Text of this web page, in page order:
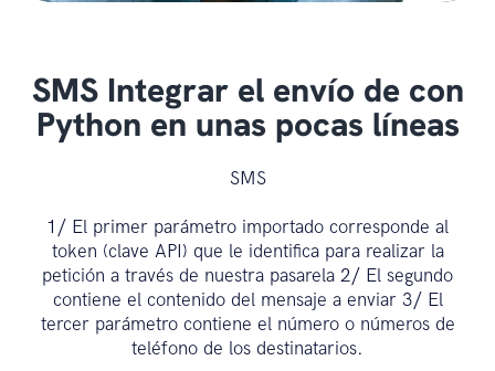
SMS Integrar el envío de con
Python en unas pocas líneas
SMS
1/ El primer parámetro importado corresponde al
token (clave API) que le identifica para realizar la
petición a través de nuestra pasarela 2/ El segundo
contiene el contenido del mensaje a enviar 3/ El
tercer parámetro contiene el número o números de
teléfono de los destinatarios.